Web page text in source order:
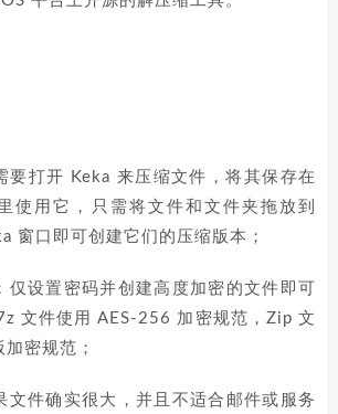
要打开 Keka 来压缩文件，将其保存在
使用它，只需将文件和文件夹拖放到
窗口即可创建它们的压缩版本；
仅设置密码并创建高度加密的文件即可
文件使用 AES-256 加密规范，Zip 文
密规范；
文件确实很大，并且不适合邮件或服务